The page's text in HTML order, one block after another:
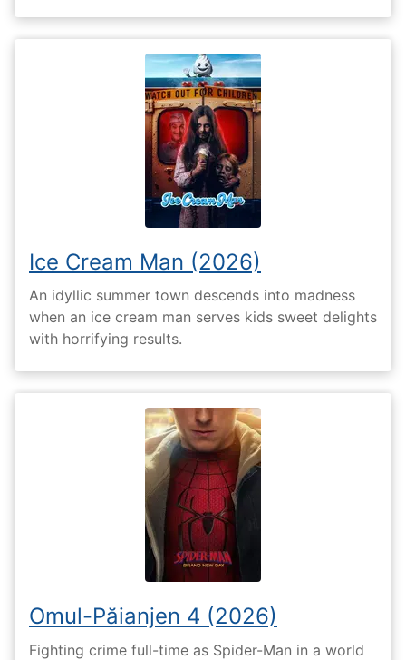
Ice Cream Man (2026)
An idyllic summer town descends into madness
when an ice cream man serves kids sweet delights
with horrifying results.
Omul-Păianjen 4 (2026)
Fighting crime full-time as Spider-Man in a world